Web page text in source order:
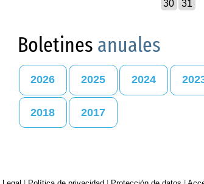
30
31
Boletines anuales
2026 2025 2024
2018 2017